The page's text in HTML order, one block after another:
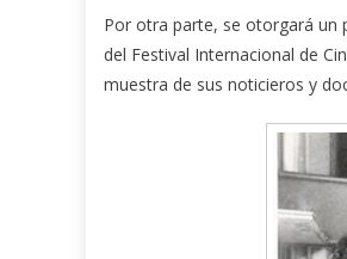
Por otra parte, se otorgará un
del Festival Internacional de
muestra de sus noticieros y